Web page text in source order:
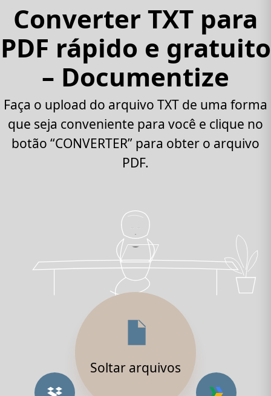
Converter TXT para
PDF rápido e gratuito
– Documentize
Faça o upload do arquivo TXT de uma forma
que seja conveniente para você e clique no
botão “CONVERTER” para obter o arquivo
PDF.
Soltar arquivos